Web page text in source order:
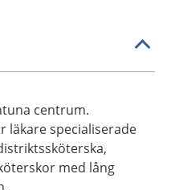
centrum.
läkare specialiserade
med lång